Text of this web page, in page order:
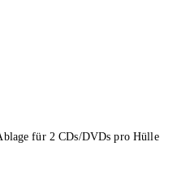
für 2 CDs/DVDs pro Hülle